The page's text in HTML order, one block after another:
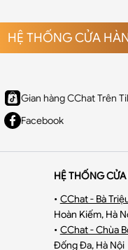
chéo rất
HỆ THỐNG CỬA
Gian hàng CChat Trên
Facebook
HỆ THỐNG
• CChat - Bà
Hoàn Kiếm, Hà
• CChat - Chùa
Đống Đa, Hà Nội